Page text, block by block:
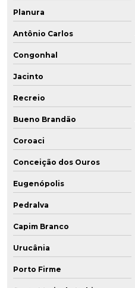
Planura
Antônio Carlos
Congonhal
Jacinto
Recreio
Bueno Brandão
Coroaci
Conceição dos Ouros
Eugenópolis
Pedralva
Capim Branco
Urucânia
Porto Firme